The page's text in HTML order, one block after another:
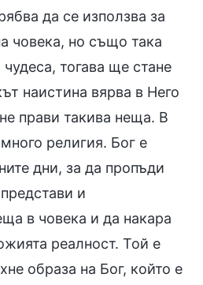
да се използва за
човека, но също така
тогава ще стане
наистина вярва в Него
прави такива неща. В
религия. Бог е
дни, за да пропъди
и
в човека и да накара
реалност. Той е
образа на Бог, който е